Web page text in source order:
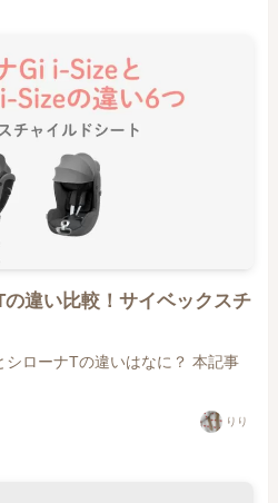
違い比較！サイベックスチ
ローナTの違いはなに？ 本記事
りり